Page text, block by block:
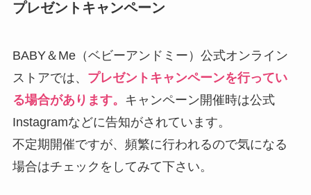
プレゼントキャンペーン
BABY＆Me（ベビーアンドミー）公式オンライン
ストアでは、 プレゼントキャンペーンを行ってい
る場合があります。 キャンペーン開催時は公式
Instagramなどに告知がされています。
不定期開催ですが、頻繁に行われるので気になる
場合はチェックをしてみて下さい。